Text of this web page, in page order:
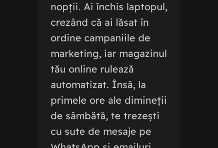
nopții. Ai închis laptopul,
crezând că ai lăsat în
ordine campaniile de
marketing, iar magazinul
tău online rulează
automatizat. Însă, la
primele ore ale dimineții
de sâmbătă, te trezești
cu sute de mesaje pe